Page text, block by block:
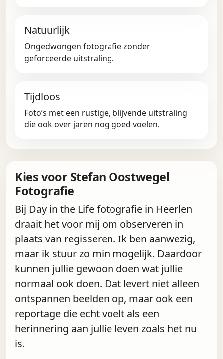
Natuurlijk
Ongedwongen fotografie zonder
geforceerde uitstraling.
Tijdloos
Foto’s met een rustige, blijvende uitstraling
die ook over jaren nog goed voelen.
Kies voor Stefan Oostwegel
Fotografie
Bij Day in the Life fotografie in Heerlen
draait het voor mij om observeren in
plaats van regisseren. Ik ben aanwezig,
maar ik stuur zo min mogelijk. Daardoor
kunnen jullie gewoon doen wat jullie
normaal ook doen. Dat levert niet alleen
ontspannen beelden op, maar ook een
reportage die echt voelt als een
herinnering aan jullie leven zoals het nu
is.